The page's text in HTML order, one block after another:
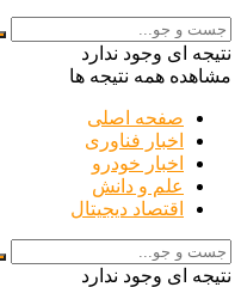
نتیجه ای وجود ندارد
مشاهده همه نتیجه ها
صفحه اصلی
اخبار فناوری
اخبار خودرو
علم و دانش
اقتصاد دیجیتال
نتیجه ای وجود ندارد